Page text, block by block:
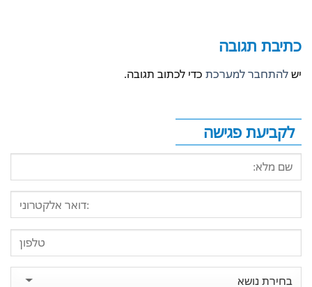
כתיבת תגובה
ישלהתחבר למערכת כדי לכתוב תגובה.
לקביעת פגישה